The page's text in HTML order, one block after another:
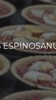
ESPINOSA